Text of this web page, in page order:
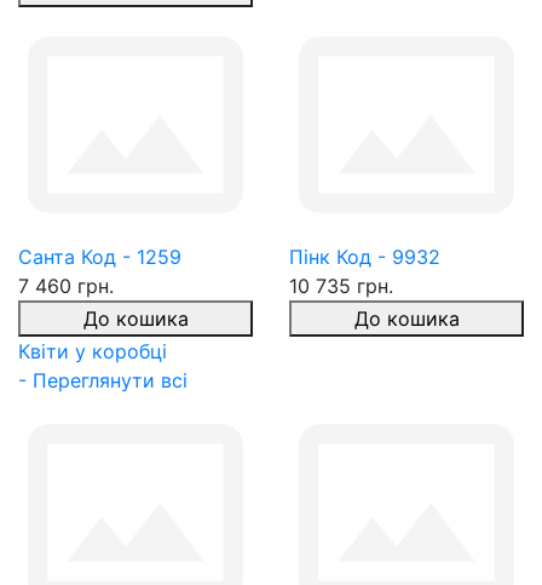
Санта Код - 1259
7 460 грн.
До кошика
Пінк Код - 9932
10 735 грн.
До кошика
Квіти у коробці
- Переглянути всі